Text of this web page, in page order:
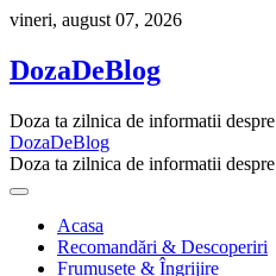
Skip
content
vineri, august 07, 2026
DozaDeBlog
Doza ta zilnica de informatii
DozaDeBlog
Doza ta zilnica de informatii
Acasa
Recomandări & Descoperiri
Frumusețe & Îngrijire